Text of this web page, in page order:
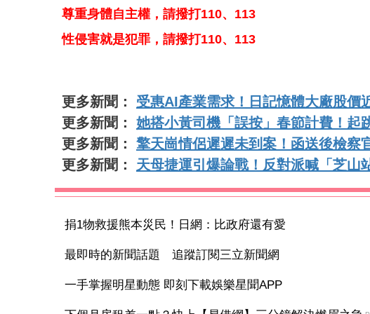
尊重身體自主權，請撥打110、113
性侵害就是犯罪，請撥打110、113
更多新聞： 受惠AI產業需求！日記憶體大廠股
更多新聞： 她搭小黃司機「誤按」春節計費！
更多新聞： 擎天崗情侶遲遲未到案！函送後檢
更多新聞： 天母捷運引爆論戰！反對派喊「芝
捐1物救援熊本災民！日網：比政府還有愛
最即時的新聞話題 追蹤訂閱三立新聞網
一手掌握明星動態 即刻下載娛樂星聞APP